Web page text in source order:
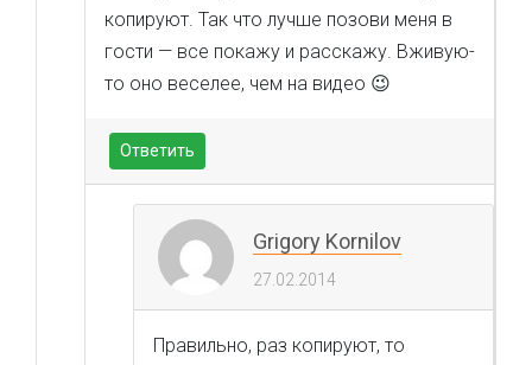
копируют. Так что лучше позови меня в
гости — все покажу и расскажу. Вживую-
то оно веселее, чем на видео 😉
Ответить
Grigory Kornilov
27.02.2014
Правильно, раз копируют, то